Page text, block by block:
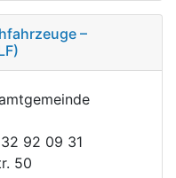
–
92 09 31
50